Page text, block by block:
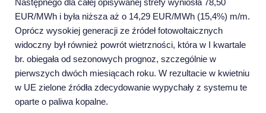
Następnego dla całej opisywanej strefy wyniosła 78,50
EUR/MWh i była niższa aż o 14,29 EUR/MWh (15,4%) m/m.
Oprócz wysokiej generacji ze źródeł fotowoltaicznych
widoczny był również powrót wietrzności, która w I kwartale
br. obiegała od sezonowych prognoz, szczególnie w
pierwszych dwóch miesiącach roku. W rezultacie w kwietniu
w UE zielone źródła zdecydowanie wypychały z systemu te
oparte o paliwa kopalne.